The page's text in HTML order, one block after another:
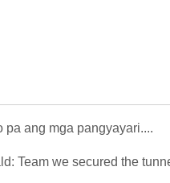
pa ang mga pangyayari....
Team we secured the